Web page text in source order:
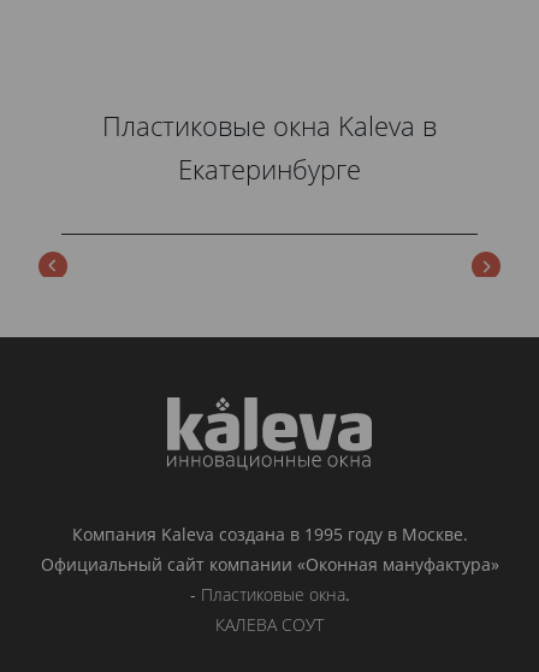
Пластиковые окна Kaleva в
Екатеринбурге
Компания Kaleva создана в 1995 году в Москве.
Официальный сайт компании «Оконная мануфактура»
- Пластиковые окна.
КАЛЕВА СОУТ